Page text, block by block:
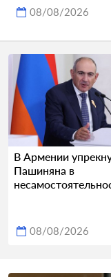
08/08/2026
В Армении
Пашиняна в
08/08/2026